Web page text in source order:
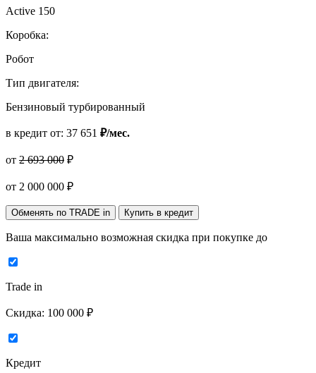
Active 150
Коробка:
Робот
Тип двигателя:
Бензиновый турбированный
в кредит от: 37 651 ₽/мес.
от 2 693 000 ₽
от 2 000 000 ₽
Обменять по TRADE in Купить в кредит
Ваша максимально возможная скидка при покупке до
Trade in
Скидка: 100 000 ₽
Кредит